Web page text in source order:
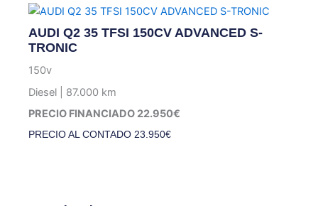
AUDI Q2 35 TFSI 150CV ADVANCED S-
TRONIC
150v
Diesel | 87.000 km
PRECIO FINANCIADO 22.950€
PRECIO AL CONTADO 23.950€